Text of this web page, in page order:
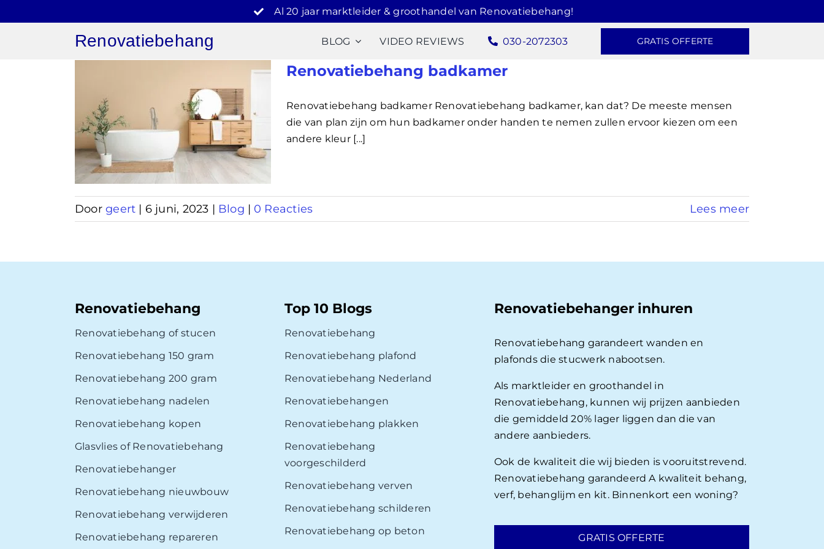
naar
Al 20 jaar marktleider & groothandel van Renovatiebehang!
Renovatiebehang BLOG VIDEO REVIEWS 030-2072303 GRATIS OFFERTE
Renovatiebehang badkamer
Renovatiebehang badkamer Renovatiebehang badkamer, kan dat? De meeste mensen
die van plan zijn om hun badkamer onder handen te nemen zullen ervoor kiezen om een
andere kleur [...]
Doorgeert | 6 juni, 2023 | Blog | 0 Reacties Lees meer
Renovatiebehang
Renovatiebehang of stucen
Renovatiebehang 150 gram
Renovatiebehang 200 gram
Renovatiebehang nadelen
Renovatiebehang kopen
Glasvlies of Renovatiebehang
Renovatiebehanger
Renovatiebehang nieuwbouw
Renovatiebehang verwijderen
Renovatiebehang repareren
Top 10 Blogs
Renovatiebehang
Renovatiebehang plafond
Renovatiebehang Nederland
Renovatiebehangen
Renovatiebehang plakken
Renovatiebehang
voorgeschilderd
Renovatiebehang verven
Renovatiebehang schilderen
Renovatiebehang op beton
Renovatiebehanger inhuren
Renovatiebehang garandeert wanden en
plafonds die stucwerk nabootsen.
Als marktleider en groothandel in
Renovatiebehang, kunnen wij prijzen aanbieden
die gemiddeld 20% lager liggen dan die van
andere aanbieders.
Ook de kwaliteit die wij bieden is vooruitstrevend.
Renovatiebehang garandeerd A kwaliteit behang,
verf, behanglijm en kit. Binnenkort een woning?
GRATIS OFFERTE